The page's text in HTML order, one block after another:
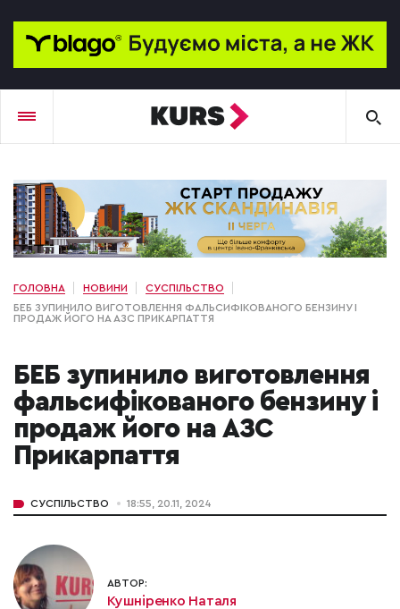
ГОЛОВНА НОВИНИ
СУСПІЛЬСТВО
БЕБ ЗУПИНИЛО ВИГОТОВЛЕННЯ ФАЛЬСИФІКОВАНОГО БЕНЗИНУ І
ПРОДАЖ ЙОГО НА АЗС ПРИКАРПАТТЯ
БЕБ зупинило виготовлення
фальсифікованого бензину і
продаж його на АЗС
Прикарпаття
СУСПІЛЬСТВО 18:55, 20.11, 2024
АВТОР:
Кушніренко Наталя